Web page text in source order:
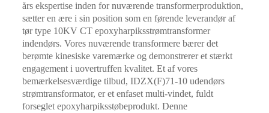
års ekspertise inden for nuværende transformerproduktion,
sætter en ære i sin position som en førende leverandør af
tør type 10KV CT epoxyharpiksstrømtransformer
indendørs. Vores nuværende transformere bærer det
berømte kinesiske varemærke og demonstrerer et stærkt
engagement i uovertruffen kvalitet. Et af vores
bemærkelsesværdige tilbud, IDZX(F)71-10 udendørs
strømtransformator, er et enfaset multi-vindet, fuldt
forseglet epoxyharpiksstøbeprodukt. Denne